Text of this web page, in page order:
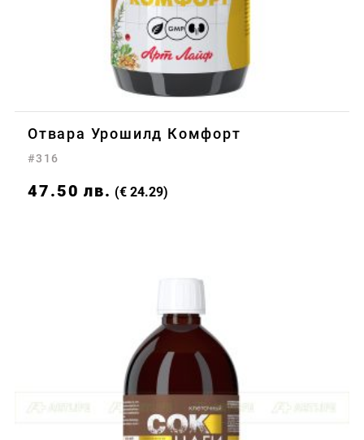
Отвара Урошилд Комфорт
#316
47.50 лв. (€ 24.29)